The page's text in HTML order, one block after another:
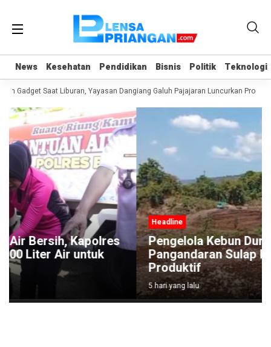
News Kesehatan Pendidikan Bisnis Politik Teknologi
News Kesehatan Pendidikan Bisnis Politik Teknologi
Gadget Saat Liburan, Yayasan Dangiang Galuh Pajajaran Luncurkan
Headline
Pengelola Kebun Durian di Kedungwuluh
Pangandaran Sulap Lahan Tidak
Produktif ‎
5 hari yang lalu